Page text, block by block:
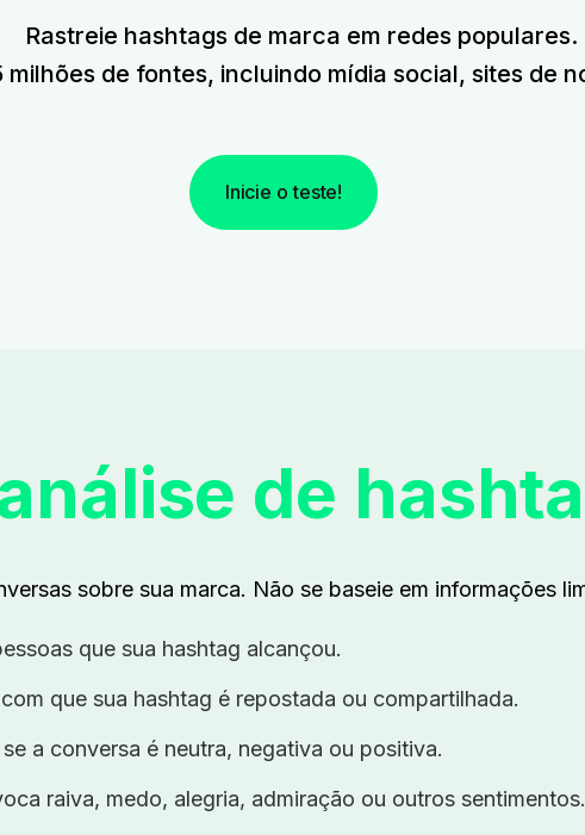
Rastreie hashtags de marca em redes populares.
milhões de fontes, incluindo mídia social, sites de
Inicie o teste!
de
sobre sua marca. Não se baseie em informações
que sua hashtag alcançou.
que sua hashtag é repostada ou compartilhada.
se a conversa é neutra, negativa ou positiva.
raiva, medo, alegria, admiração ou outros sentimentos.